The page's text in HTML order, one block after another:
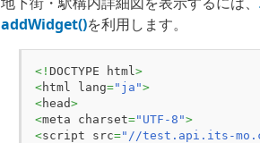
addWidget()を利用します。
<! DOCTYPE html>
<html lang="ja">
<head>
<meta charset="UTF-8">
<script src="//test.api.its-